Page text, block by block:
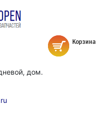
дом.
Корзина